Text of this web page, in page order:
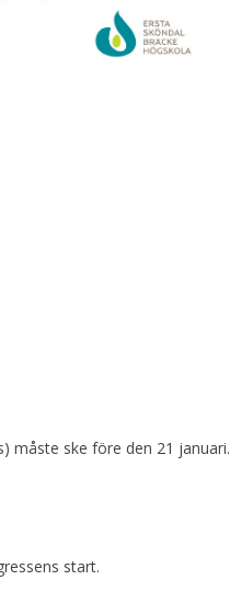
måste ske före den 21 januari.
start.